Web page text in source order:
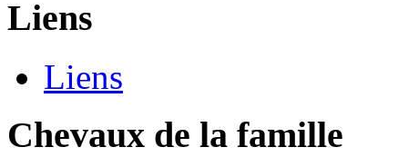
Liens
Liens
Chevaux de la famille